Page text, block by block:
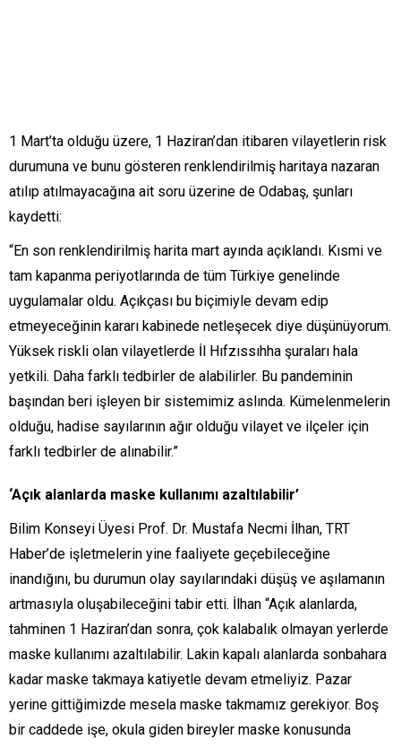
1 Mart’ta olduğu üzere, 1 Haziran’dan itibaren vilayetlerin risk
durumuna ve bunu gösteren renklendirilmiş haritaya nazaran
atılıp atılmayacağına ait soru üzerine de Odabaş, şunları
kaydetti:
“En son renklendirilmiş harita mart ayında açıklandı. Kısmi ve
tam kapanma periyotlarında de tüm Türkiye genelinde
uygulamalar oldu. Açıkçası bu biçimiyle devam edip
etmeyeceğinin kararı kabinede netleşecek diye düşünüyorum.
Yüksek riskli olan vilayetlerde İl Hıfzıssıhha şuraları hala
yetkili. Daha farklı tedbirler de alabilirler. Bu pandeminin
başından beri işleyen bir sistemimiz aslında. Kümelenmelerin
olduğu, hadise sayılarının ağır olduğu vilayet ve ilçeler için
farklı tedbirler de alınabilir.”
‘Açık alanlarda maske kullanımı azaltılabilir’
Bilim Konseyi Üyesi Prof. Dr. Mustafa Necmi İlhan, TRT
Haber’de işletmelerin yine faaliyete geçebileceğine
inandığını, bu durumun olay sayılarındaki düşüş ve aşılamanın
artmasıyla oluşabileceğini tabir etti. İlhan “Açık alanlarda,
tahminen 1 Haziran’dan sonra, çok kalabalık olmayan yerlerde
maske kullanımı azaltılabilir. Lakin kapalı alanlarda sonbahara
kadar maske takmaya katiyetle devam etmeliyiz. Pazar
yerine gittiğimizde mesela maske takmamız gerekiyor. Boş
bir caddede işe, okula giden bireyler maske konusunda